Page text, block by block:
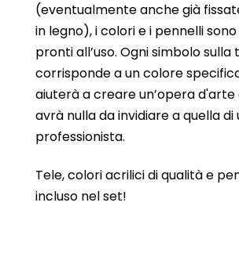
(eventualmente anche già
in legno), i colori e i pennelli
pronti all’uso. Ogni simbolo sulla
corrisponde a un colore
aiuterà a creare un’opera
avrà nulla da invidiare a quella
professionista.
Tele, colori acrilici di qualità e
incluso nel set!